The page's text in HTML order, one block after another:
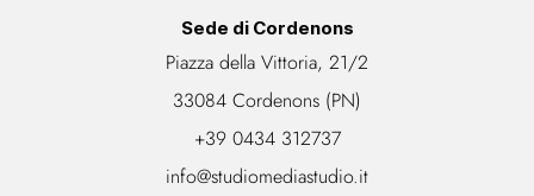
Sede di Cordenons
Piazza della Vittoria, 21/2
33084 Cordenons (PN)
+39 0434 312737
info@studiomediastudio.it